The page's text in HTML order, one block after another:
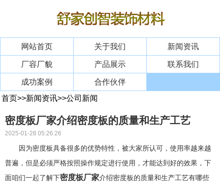
网站首页 关于我们 新闻资讯
厂容厂貌 产品展示 联系我们
成功案例
合作伙伴
首页>>新闻资讯>>公司新闻
密度板厂家介绍密度板的质量和生产工艺
2025-01-28 05:26:26
因为密度板具备很多的优势特性，被大家所认可，使用率越来越
普遍，但是必须严格按照操作规定进行使用，才能达到好的效果，下
面咱们一起了解下密度板厂家介绍密度板的质量和生产工艺有哪些